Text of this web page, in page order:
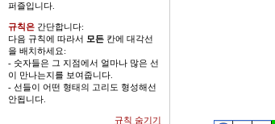
퍼즐입니다.
규칙은 간단합니다:
다음 규칙에 따라서 모든 칸에 대각선
을 배치하세요:
- 숫자들은 그 지점에서 얼마나 많은 선
이 만나는지를 보여줍니다.
- 선들이 어떤 형태의 고리도 형성해선
안됩니다.
규칙 숨기기